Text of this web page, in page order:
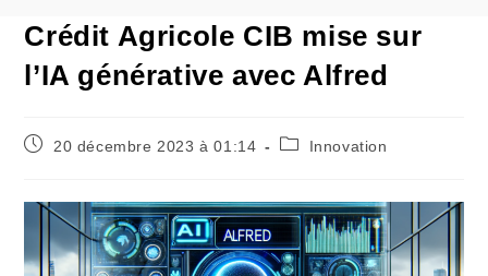
Crédit Agricole CIB mise sur
l’IA générative avec Alfred
Poste20 décembre 2023 à 01:14
Catégorie
:
Innovation